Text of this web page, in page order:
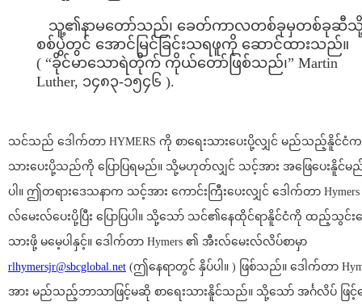
သူ့၏နာမတော်သည်၊ ခေတ်ကာလတစ်ခုမှတစ်ခုဆီသို့
စစ်ပွဲတွင် အောင်မြင်ခြင်းသရဖူကို ဆောင်ထားသည်။
( “ခိုင်မာသောရဲတိုက် ကိုယ်တော်ဖြစ်သည်၊” Martin
Luther, ၁၄၈၃-၁၅၄၆ ).
သင်သည် ဒေါက်တာ HYMERS ကို စာရေးသားပေးပို့လျှင် မည်သည့်နိူင်ငံက
သားပေးပို့သည်ကို ပြောပြရမည်။ သို့မဟုတ်လျှင် သင့်အား အဖြေပေးနိူင်
ပါ။ ဤတရားဒေသနာက သင့်အား ကောင်းကြီးပေးလျှင် ဒေါက်တာ
လ်မေးလ်ပေးပို့ပြီး ပြောပြပါ။ သို့သော် သင်၏နေထိုင်ရာနိူင်ငံကို ထည့်သွင်းရ
သားဖို့ မမေ့ပါနှင့်။ ဒေါက်တာ Hymers ၏ အီးလ်မေးလ်လိပ်စာမှာ
rlhymersjr@sbcglobal.net (ဤနေရာတွင် နှိပ်ပါ။ ) ဖြစ်သည်။ ဒေါက်တာ
အား မည်သည့်ဘာသာဖြင့်မဆို စာရေးသားနိူင်သည်။ သို့သော် အင်္ဂလိပ် ဖြင့်ရ